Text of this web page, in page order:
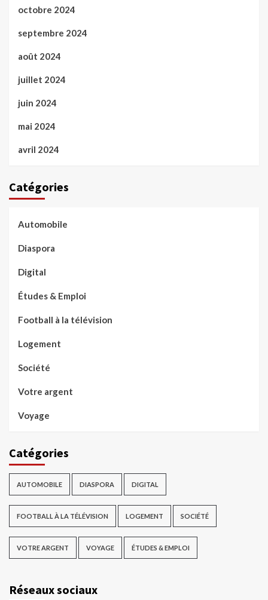
octobre 2024
septembre 2024
août 2024
juillet 2024
juin 2024
mai 2024
avril 2024
Catégories
Automobile
Diaspora
Digital
Études & Emploi
Football à la télévision
Logement
Société
Votre argent
Voyage
Catégories
AUTOMOBILE DIASPORA DIGITAL
FOOTBALL À LA TÉLÉVISION LOGEMENT SOCIÉTÉ
VOTRE ARGENT VOYAGE ÉTUDES & EMPLOI
Réseaux sociaux